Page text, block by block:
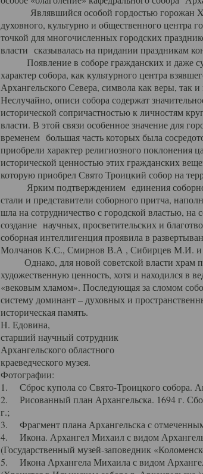
Являвшийся особой гордостью горожан
духовного, культурно и общественного центра
точкой для многочисленных городских
власти сказывалась на придании праздникам
Появление в соборе гражданских и даже
характер собора, как культурного центра
Архангельского Севера, символа как веры, так
Неслучайно, описи собора содержат
исторической сопричастностью к личностям
власти. В этой связи особенное значение для
временем большая часть которых была
приобрели характер религиозного поклонения
исторической ценностью этих гражданских
которую приобрел Свято Троицкий собор на
Ярким подтверждением единения
стали и представители соборного притча,
шла на сотрудничество с городской властью,
создание научных, просветительских и
соборная интеллигенция проявила в
Молчанов К.С., Смирнов В.А , Сибирцев М.И. и
Однако, для новой советской власти храм
художественную ценность, хотя и находился в
«вековым хламом». Последующая за сломом
систему доминант – духовных и
историческая память.
Н. Едовина,
старший научный сотрудник
Архангельского областного
краеведческого музея.
Фотографии:
1. Сброс купола со Свято-Троицкого собора.
2. Рисованный план Архангельска. 1694 г.
г.;
3. Фрагмент плана Архангельска с
4. Икона. Архангел Михаил с видом
(Государственный музей-заповедник
5. Икона Архангела Михаила с видом